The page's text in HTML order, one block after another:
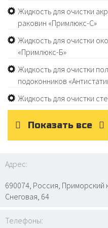
Жидкость для очистки
раковин «Примлюкс-С»
Жидкость для очистки
«Примлюкс-Б»
Жидкость для очистки
подоконников
Жидкость для очистки
Показать все
Адрес:
690074, Россия, Приморский
Снеговая, 64
Телефоны: